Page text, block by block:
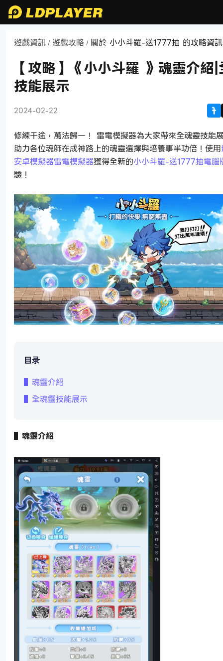
遊戲資訊 / 遊戲攻略 / 關於 小小斗羅-送1777抽 的攻略資訊
【攻略】《小小斗羅 》魂靈介紹
技能展示
2024-02-22
修練千途，萬法歸一！ 雷電模擬器為大家帶來全魂靈技能
助力各位魂師在成神路上的魂靈選擇與培養事半功倍！使用
安卓模擬器雷電模擬器獲得全新的小小斗羅-送1777抽電腦
驗！
目录
▌魂靈介紹
▌全魂靈技能展示
▌魂靈介紹